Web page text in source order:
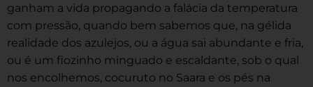
ganham a vida propagando a falácia da temperatura
com pressão, quando bem sabemos que, na gélida
realidade dos azulejos, ou a água sai abundante e fria,
ou é um fiozinho minguado e escaldante, sob o qual
nos encolhemos, cocuruto no Saara e os pés na